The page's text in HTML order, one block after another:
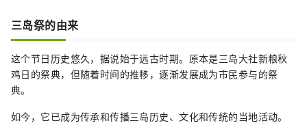
三岛祭的由来
这个节日历史悠久，据说始于远古时期。原本是三岛大社新粮秋
鸡日的祭典，但随着时间的推移，逐渐发展成为市民参与的祭
典。
如今，它已成为传承和传播三岛历史、文化和传统的当地活动。